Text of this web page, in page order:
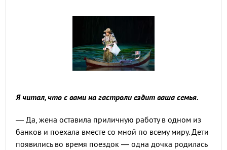
Я читал, что с вами на гастроли ездит ваша семья.
— Да, жена оставила приличную работу в одном из
банков и поехала вместе со мной по всему миру. Дети
появились во время поездок — одна дочка родилась